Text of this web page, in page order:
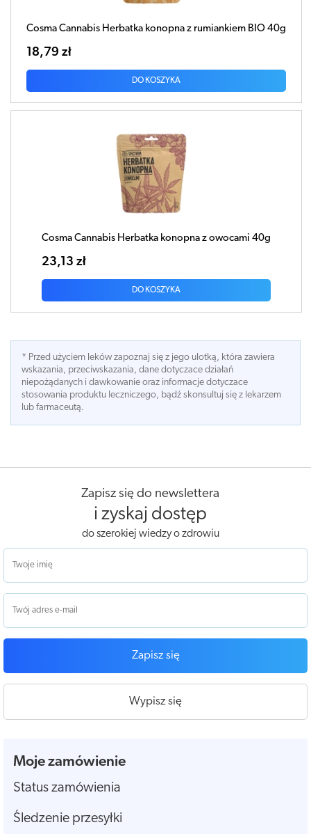
Cosma Cannabis Herbatka konopna z rumiankiem BIO 40g
18,79 zł
DO KOSZYKA
Cosma Cannabis Herbatka konopna z owocami 40g
23,13 zł
DO KOSZYKA
* Przed użyciem leków zapoznaj się z jego ulotką, która zawiera
wskazania, przeciwskazania, dane dotyczace działań
niepożądanych i dawkowanie oraz informacje dotyczace
stosowania produktu leczniczego, bądź skonsultuj się z lekarzem
lub farmaceutą.
Zapisz się do newslettera
i zyskaj dostęp
do szerokiej wiedzy o zdrowiu
Zapisz się
Wypisz się
Moje zamówienie
Status zamówienia
Śledzenie przesyłki